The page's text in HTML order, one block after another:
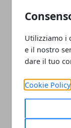
Utilizziamo i
e il nostro
dare il tuo
Cookie Policy
News
Guide
Confronto
Concorrenza
Cellulari e
Immagini e